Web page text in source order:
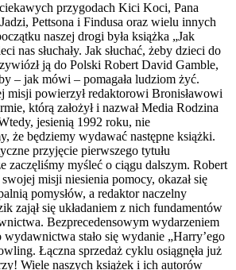
przygodach Kici Koci, Pana
Pettsona i Findusa oraz wielu innych
naszej drogi była książka „Jak
nas słuchały. Jak słuchać, żeby dzieci do
ją do Polski Robert David Gamble,
– jak mówi – pomagała ludziom żyć.
misji powierzył redaktorowi Bronisławowi
którą założył i nazwał Media Rodzina
jesienią 1992 roku, nie
że będziemy wydawać następne książki.
przyjęcie pierwszego tytułu
zaczęliśmy myśleć o ciągu dalszym. Robert
misji niesienia pomocy, okazał się
pomysłów, a redaktor naczelny
zajął się układaniem z nich fundamentów
Bezprecedensowym wydarzeniem
stało się wydanie „Harry’ego
Łączna sprzedaż cyklu osiągnęła już
Wiele naszych książek i ich autorów